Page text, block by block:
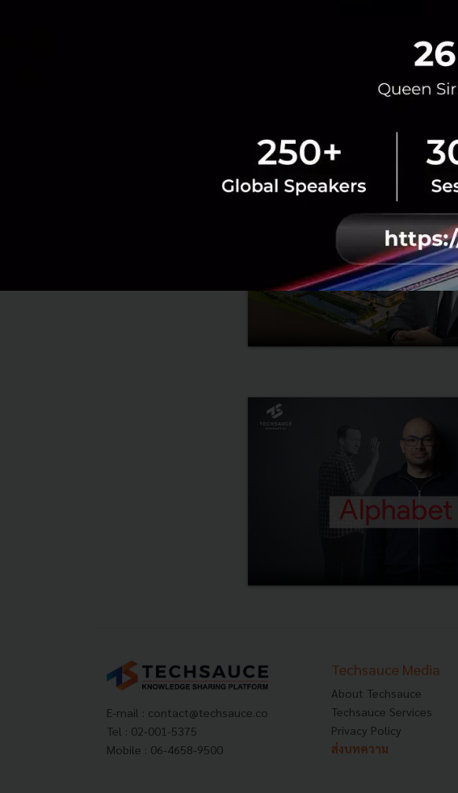
E-mail : contact@techsauce.co
Tel : 02-001-5375
Mobile : 06-4658-9500
Techsauce Media
About Techsauce
Techsauce Services
Privacy Policy
ส่งบทความ